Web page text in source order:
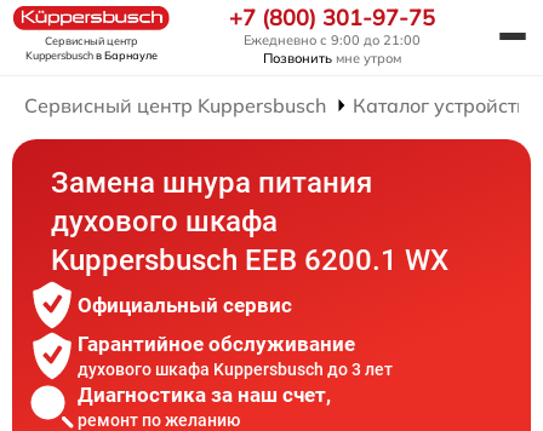
Сервисный центр
Kuppersbuschв Барнауле
+7 (800) 301-97-75
Ежедневно с 9:00 до 21:00
Позвонить мне утром
Сервисный центр Kuppersbusch Каталог устройств
Замена шнура питания
духового шкафа
Kuppersbusch EEB 6200.1 WX
Официальный сервис
Гарантийное обслуживание
духового шкафа Kuppersbusch до 3 лет
Диагностика за наш счет,
ремонт по желанию